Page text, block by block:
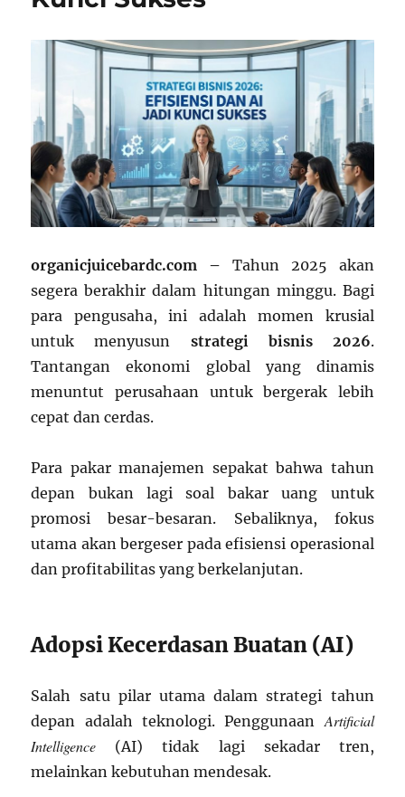
organicjuicebardc.com – Tahun 2025 akan
segera berakhir dalam hitungan minggu. Bagi
para pengusaha, ini adalah momen krusial
untuk menyusun strategi bisnis 2026.
Tantangan ekonomi global yang dinamis
menuntut perusahaan untuk bergerak lebih
cepat dan cerdas.
Para pakar manajemen sepakat bahwa tahun
depan bukan lagi soal bakar uang untuk
promosi besar-besaran. Sebaliknya, fokus
utama akan bergeser pada efisiensi operasional
dan profitabilitas yang berkelanjutan.
Adopsi Kecerdasan Buatan (AI)
Salah satu pilar utama dalam strategi tahun
depan adalah teknologi. PenggunaanArtificial
Intelligence (AI) tidak lagi sekadar tren,
melainkan kebutuhan mendesak.